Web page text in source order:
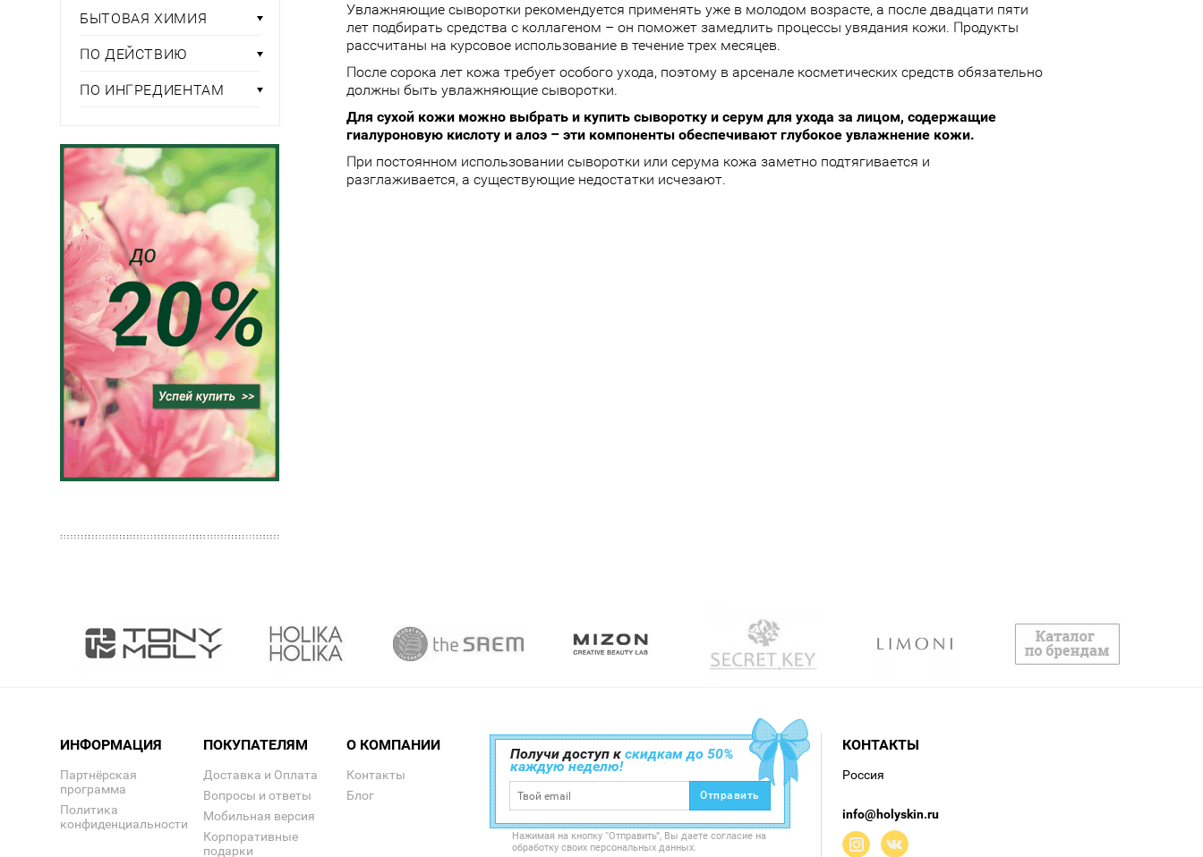
БЫТОВАЯ ХИМИЯ
ПО ДЕЙСТВИЮ
ПО ИНГРЕДИЕНТАМ
Увлажняющие сыворотки рекомендуется применять уже в молодом возрасте, а после двадцати пяти
лет подбирать средства с коллагеном – он поможет замедлить процессы увядания кожи. Продукты
рассчитаны на курсовое использование в течение трех месяцев.
После сорока лет кожа требует особого ухода, поэтому в арсенале косметических средств обязательно
должны быть увлажняющие сыворотки.
Для сухой кожи можно выбрать и купить сыворотку и серум для ухода за лицом, содержащие
гиалуроновую кислоту и алоэ – эти компоненты обеспечивают глубокое увлажнение кожи.
При постоянном использовании сыворотки или серума кожа заметно подтягивается и
разглаживается, а существующие недостатки исчезают.
ИНФОРМАЦИЯ
Партнёрская
программа
Политика
конфиденциальности
ПОКУПАТЕЛЯМ
Доставка и Оплата
Вопросы и ответы
Мобильная версия
Корпоративные
подарки
О КОМПАНИИ
Контакты
Блог
Получи доступ к скидкам до 50%
каждую неделю!
Отправить
Нажимая на кнопку “Отправить”, Вы даете согласие на
обработку своих персональных данных.
КОНТАКТЫ
Россия
info@holyskin.ru